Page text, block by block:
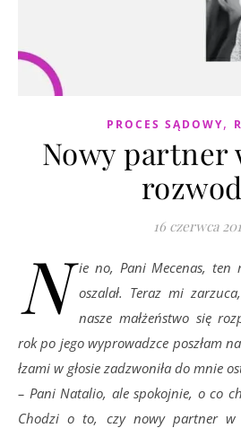
PROCES SĄDOWY,
Nowy partner
16 czerwca
N ie no, Pani Mecenas, ten
oszalał. Teraz mi
nasze małżeństwo się
rok po jego wyprowadzce poszłam
łzami w głosie zadzwoniła do mnie
– Pani Natalio, ale spokojnie, o co
Chodzi o to, czy nowy partner w